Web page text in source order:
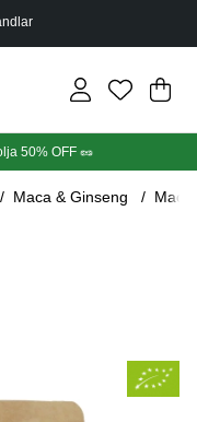
Din
.
50% OFF 🥜
Maca & Ginseng Maca